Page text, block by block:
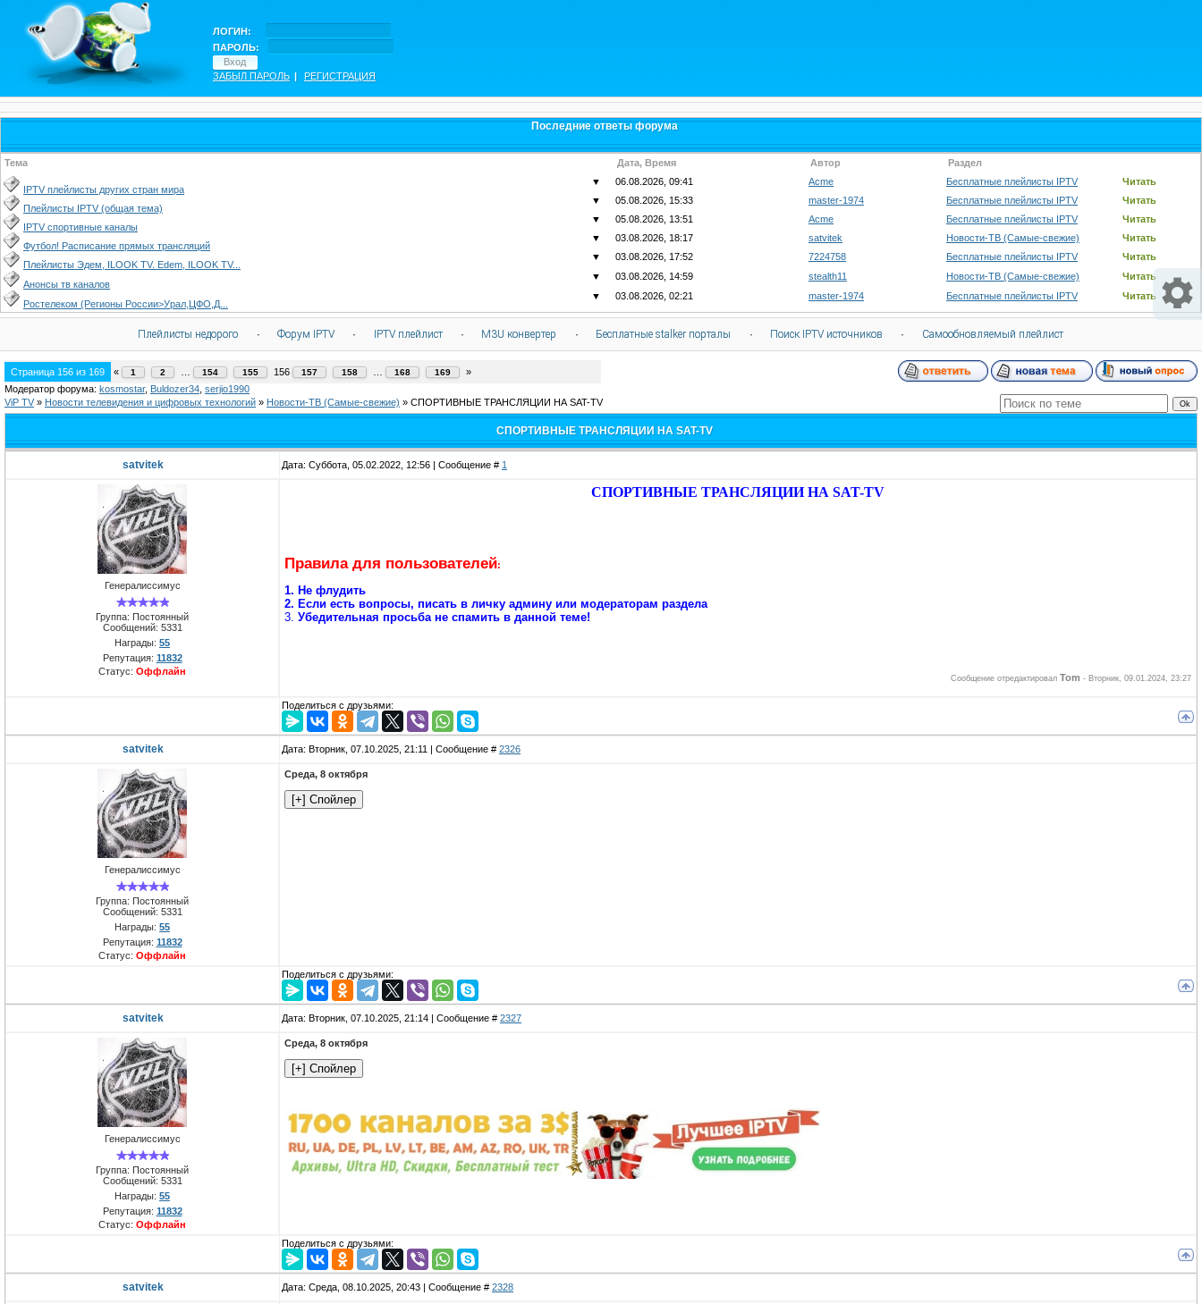
ЛОГИН:
ПАРОЛЬ:
ЗАБЫЛ ПАРОЛЬ | РЕГИСТРАЦИЯ
Последние ответы форума
Тема Дата, Время Автор Раздел
IPTV плейлисты других стран мира
▼ 06.08.2026, 09:41 Acme Бесплатные плейлисты IPTV Читать
Плейлисты IPTV (общая тема)
▼ 05.08.2026, 15:33 master-1974 Бесплатные плейлисты IPTV Читать
IPTV спортивные каналы
▼ 05.08.2026, 13:51 Acme Бесплатные плейлисты IPTV Читать
Футбол! Расписание прямых трансляций
▼ 03.08.2026, 18:17 satvitek Новости-ТВ (Самые-свежие) Читать
Плейлисты Эдем, ILOOK TV. Edem, ILOOK TV...
▼ 03.08.2026, 17:52 7224758 Бесплатные плейлисты IPTV Читать
Анонсы тв каналов
▼ 03.08.2026, 14:59 stealth11 Новости-ТВ (Самые-свежие) Читать
Ростелеком (Регионы России>Урал,ЦФО,Д...
▼ 03.08.2026, 02:21 master-1974 Бесплатные плейлисты IPTV Читать
Плейлисты недорого · Форум IPTV · IPTV плейлист · M3U конвертер · Бесплатные stalker порталы · Поиск IPTV источников · Самообновляемый плейлист
Страница 156 из 169 « 1 2 154 155 156 157 158 168 169
»
Модератор форума: kosmostar, Buldozer34 serjio1990
ViP TV » Новости телевидения и цифровых технологий » Новости-ТВ (Самые-свежие) » СПОРТИВНЫЕ ТРАНСЛЯЦИИ НА SAT-TV
СПОРТИВНЫЕ ТРАНСЛЯЦИИ НА SAT-TV
satvitek Дата: Суббота, 05.02.2022, 12:56 | Сообщение # 1
Генералиссимус
Группа: Постоянный
Сообщений: 5331
Награды: 55
Репутация: 11832
Статус: Оффлайн
СПОРТИВНЫЕ ТРАНСЛЯЦИИ НА SAT-TV
Правила для пользователей:
1. Не флудить
2. Если есть вопросы, писать в личку админу или модераторам раздела
3. Убедительная просьба не спамить в данной теме!
Сообщение отредактировал Tom - Вторник, 09.01.2024, 23:27
Поделиться с друзьями:
satvitek Дата: Вторник, 07.10.2025, 21:11 | Сообщение # 2326
Генералиссимус
Группа: Постоянный
Сообщений: 5331
Награды: 55
Репутация: 11832
Статус: Оффлайн
Среда, 8 октября
Поделиться с друзьями:
satvitek Дата: Вторник, 07.10.2025, 21:14 | Сообщение # 2327
Генералиссимус
Группа: Постоянный
Сообщений: 5331
Награды: 55
Репутация: 11832
Статус: Оффлайн
Среда, 8 октября
Поделиться с друзьями:
satvitek Дата: Среда, 08.10.2025, 20:43 | Сообщение # 2328